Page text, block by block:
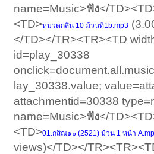
name=Music>ฟัง</
<TD>หมวดกสิน 10 ม้วนที่1b.mp3
</TD></TR><TR><TD
id=play_30338
lay_30338.value;
attachmentid=30338
name=Music>ฟัง</
<TD>01.กสิณ๑๐ (2521) ม้วน 1 หน้า
views)</TD></